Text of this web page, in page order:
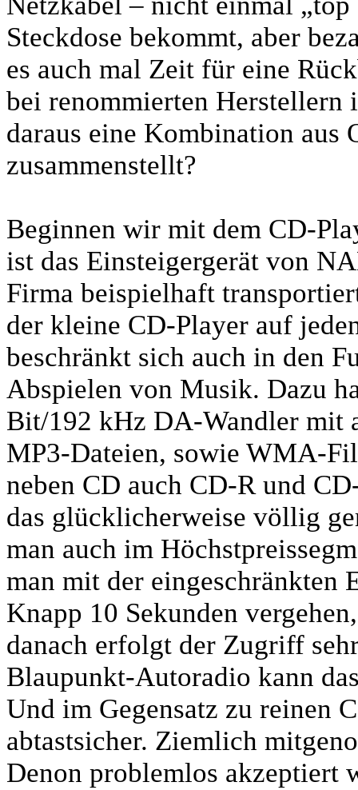
Steckdose bekommt, aber
es auch mal Zeit für eine
bei renommierten Herstellern
daraus eine Kombination aus
zusammenstellt?
Beginnen wir mit dem CD-
ist das Einsteigergerät von
Firma beispielhaft
der kleine CD-Player auf
beschränkt sich auch in den
Abspielen von Musik. Dazu
Bit/192 kHz DA-Wandler mit
MP3-Dateien, sowie WMA-
neben CD auch CD-R und
das glücklicherweise völlig
man auch im
man mit der eingeschränkten
Knapp 10 Sekunden
danach erfolgt der Zugriff
Blaupunkt-Autoradio kann
Und im Gegensatz zu reinen
abtastsicher. Ziemlich
Denon problemlos akzeptiert